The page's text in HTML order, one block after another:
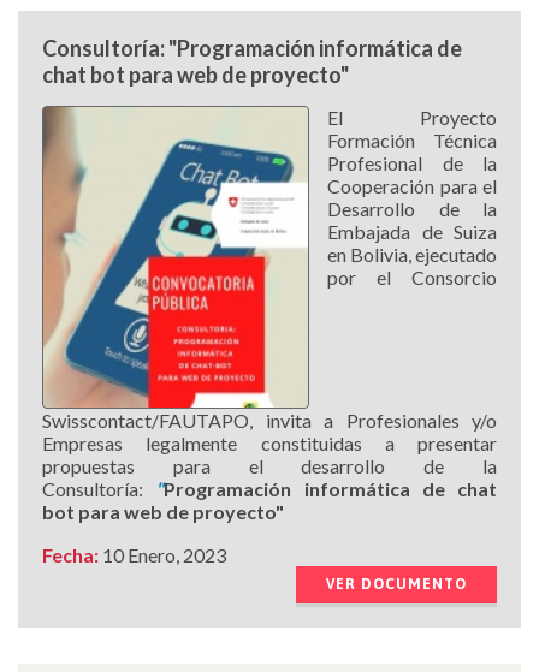
Consultoría: "Programación informática de
chat bot para web de proyecto"
El Proyecto
Formación Técnica
Profesional de la
Cooperación para el
Desarrollo de la
Embajada de Suiza
en Bolivia, ejecutado
por el Consorcio
Swisscontact/FAUTAPO, invita a Profesionales y/o
Empresas legalmente constituidas a presentar
propuestas para el desarrollo de la
Consultoría:
"Programación informática de chat
bot para web de proyecto"
Fecha: 10 Enero, 2023
VER DOCUMENTO